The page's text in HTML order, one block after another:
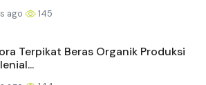
ago 145
Terpikat Beras Organik Produksi